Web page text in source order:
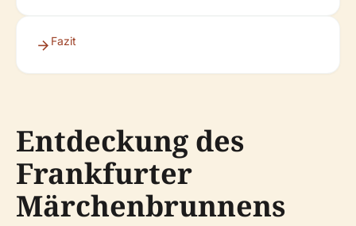
Fazit
Entdeckung des
Frankfurter
Märchenbrunnens